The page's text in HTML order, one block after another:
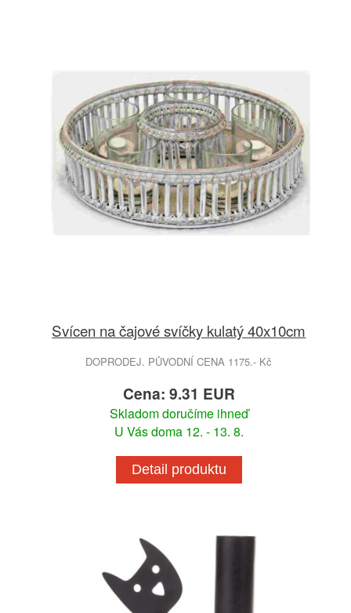
Svícen na čajové svíčky kulatý 40x10cm
DOPRODEJ. PŮVODNÍ CENA 1175.- Kč
Cena: 9.31 EUR
Skladom doručíme ihneď
U Vás doma 12. - 13. 8.
Detail produktu